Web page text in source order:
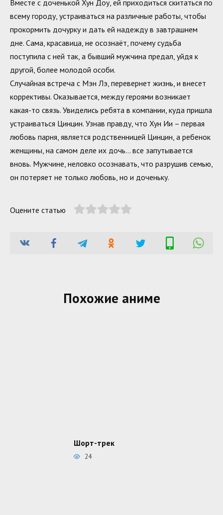
Вместе с доченькой Хун Доу, ей приходиться скитаться по
всему городу, устраиваться на различные работы, чтобы
прокормить дочурку и дать ей надежду в завтрашнем
дне. Сама, красавица, не осознаёт, почему судьба
поступила с ней так, а бывший мужчина предал, уйдя к
другой, более молодой особи.
Случайная встреча с Мэн Лэ, перевернет жизнь, и внесет
коррективы. Оказывается, между героями возникает
какая-то связь. Увиделись ребята в компании, куда пришла
устраиваться Цинцин. Узнав правду, что Хун Ии – первая
любовь парня, является родственницей Цинцин, а ребенок
женщины, на самом деле их дочь… все запутывается
вновь. Мужчине, неловко осознавать, что разрушив семью,
он потеряет не только любовь, но и доченьку.
Оцените статью
Похожие аниме
Шорт-трек
24